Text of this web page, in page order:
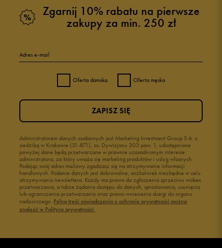
Zgarnij 10% rabatu na pierwsze
zakupy za min. 250 zł
Adres e-mail
Oferta damska Oferta męska
Administratorem danych osobowych jest Marketing Investment Group S.A. z
siedzibą w Krakowie (31-871), os. Dywizjonu 303 paw. 1, udostępnione
powyżej dane będą przetwarzane w prawnie uzasadnionym interesie
administratora, za który uważa się marketing produktów i usług własnych.
Podając swój adres mailowy zgadzasz się na otrzymywanie informacji
handlowych. Podanie danych jest dobrowolne, aczkolwiek niezbędne w celu
otrzymywania newslettera. Każdy ma prawo do zgłoszenia sprzeciwu wobec
przetwarzania, a także żądania dostępu do danych, sprostowania, usunięcia
lub ograniczenia przetwarzania oraz prawo wniesienia skargi do organu
nadzorczego. Pełną treść oświadczenia o ochronie prywatności można
znaleźć w Polityce prywatności.
ZAPISZ SIĘ